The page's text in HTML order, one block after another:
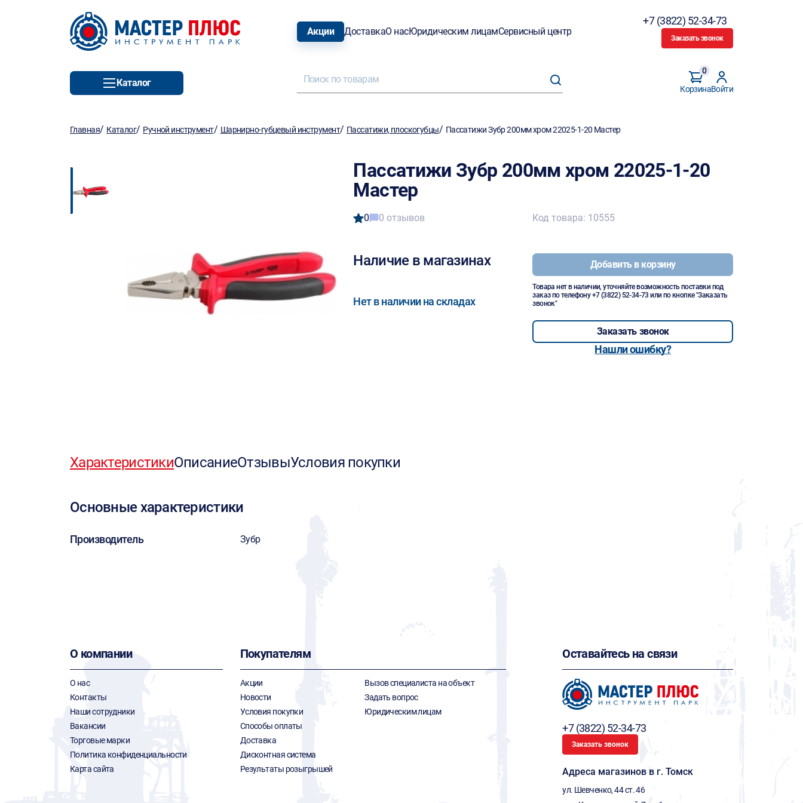
Акции ДоставкаО насЮридическим лицамСервисный центр
+7 (3822) 52-34-73
Заказать звонок
Каталог
Корзина
0
Войти
Главная/ Каталог/ Ручной инструмент/ Шарнирно-губцевый инструмент/ Пассатижи, плоскогубцы/ Пассатижи Зубр 200мм хром 22025-1-20 Мастер
Пассатижи Зубр 200мм хром 22025-1-20
Мастер
0 0 отзывов
Наличие в магазинах
Нет в наличии на складах
Код товара: 10555
Добавить в корзину
Товара нет в наличии, уточняйте возможность поставки под
заказ по телефону+7 (3822) 52-34-73 или по кнопке "Заказать
звонок"
Заказать звонок
Нашли ошибку?
ХарактеристикиОписаниеОтзывыУсловия покупки
Основные характеристики
Производитель Зубр
О компании
О нас
Контакты
Наши сотрудники
Вакансии
Торговые марки
Политика конфиденциальности
Карта сайта
Покупателям
Акции
Новости
Условия покупки
Способы оплаты
Доставка
Дисконтная система
Результаты розыгрышей
Вызов специалиста на объект
Задать вопрос
Юридическим лицам
Оставайтесь на связи
+7 (3822) 52-34-73
Заказать звонок
Адреса магазинов в г. Томск
ул. Шевченко, 44 ст. 46